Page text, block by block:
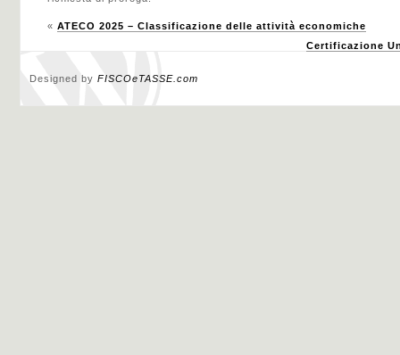
« ATECO 2025 – Classificazione delle attività economiche
Certificazione
Designed by FISCOeTASSE.com